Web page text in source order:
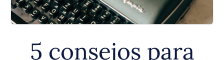
5 consejos para